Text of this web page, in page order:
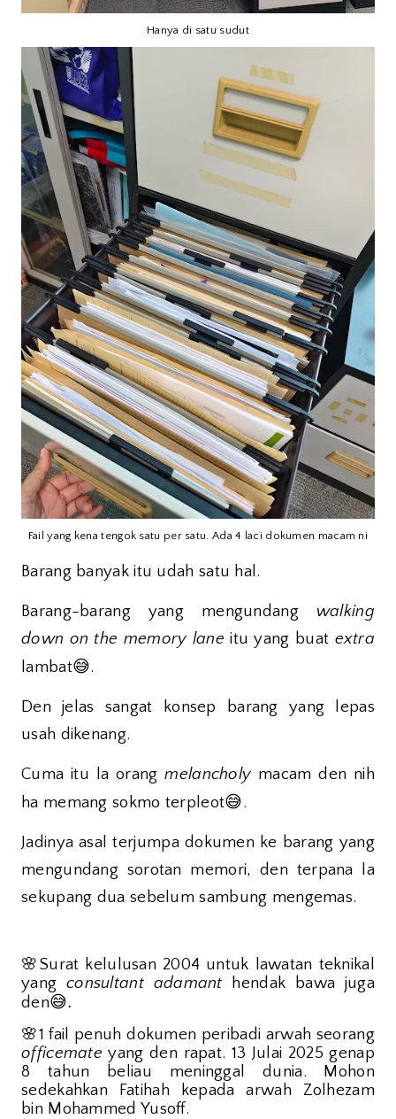
Hanya di satu sudut
Fail yang kena tengok satu per satu. Ada 4 laci dokumen macam ni
Barang banyak itu udah satu hal.
Barang-barang yang mengundang walking
down on the memory lane itu yang buat extra
lambat😅.
Den jelas sangat konsep barang yang lepas
usah dikenang.
Cuma itu la orangmelancholy macam den nih
ha memang sokmo terpleot😅.
Jadinya asal terjumpa dokumen ke barang yang
mengundang sorotan memori, den terpana la
sekupang dua sebelum sambung mengemas.
🌸Surat kelulusan 2004 untuk lawatan teknikal
yang consultant adamant hendak bawa juga
den😅.
🌸1 fail penuh dokumen peribadi arwah seorang
officemate yang den rapat. 13 Julai 2025 genap
8 tahun beliau meninggal dunia. Mohon
sedekahkan Fatihah kepada arwah Zolhezam
bin Mohammed Yusoff.